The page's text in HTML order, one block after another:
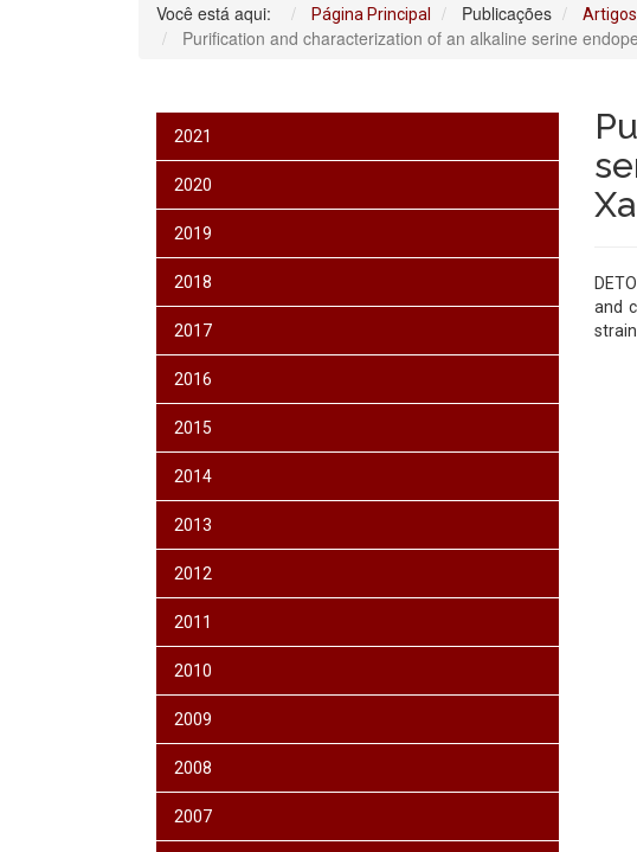
Você está aqui: Página Principal Publicações Artigos
Purification and characterization of an alkaline serine
2021
2020
2019
2018
2017
2016
2015
2014
2013
2012
2011
2010
2009
2008
2007
and